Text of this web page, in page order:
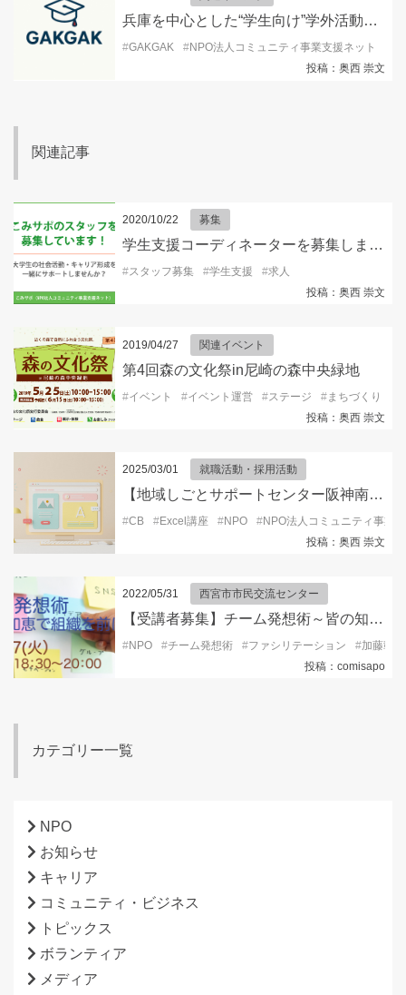
兵庫を中心とした“学生向け”学外活動情報を発信するSNSアカウント『GAKGAK 』開設！
#GAKGAK #NPO法人コミュニティ事業支援ネット
投稿：奥西 崇文
関連記事
2020/10/22 募集
学生支援コーディネーターを募集します。
#スタッフ募集 #学生支援 #求人
投稿：奥西 崇文
2019/04/27 関連イベント
第4回森の文化祭in尼崎の森中央緑地
#イベント #イベント運営 #ステージ #まちづくり
投稿：奥西 崇文
2025/03/01 就職活動・採用活動
【地域しごとサポートセンター阪神南ブランチ105からのお知らせ】初心者向けパソコン便利スキル①（Microsoft Word／Microsoft Excel編）
#CB #Excel講座 #NPO #NPO法人コミュニティ事業
投稿：奥西 崇文
2022/05/31 西宮市市民交流センター
【受講者募集】チーム発想術～皆の知恵で組織を進めよう！
#NPO #チーム発想術 #ファシリテーション #加藤彰氏
投稿：comisapo
カテゴリー一覧
NPO
お知らせ
キャリア
コミュニティ・ビジネス
トピックス
ボランティア
メディア